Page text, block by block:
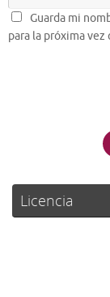
Guarda mi
para la próxima
Licencia